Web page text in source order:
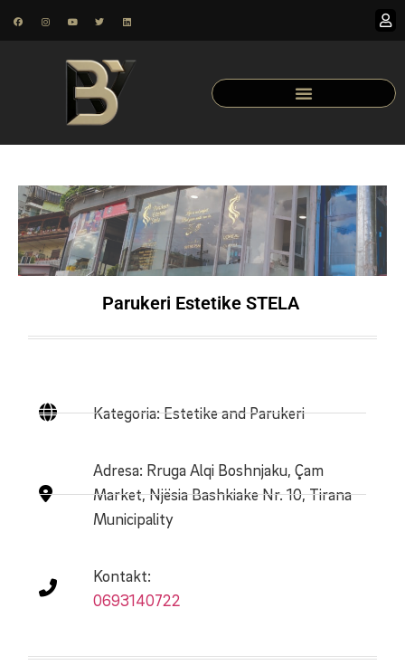
Parukeri Estetike STELA
Kategoria: Estetike and Parukeri
Adresa: Rruga Alqi Boshnjaku, Çam
Market, Njësia Bashkiake Nr. 10, Tirana
Municipality
Kontakt:
0693140722